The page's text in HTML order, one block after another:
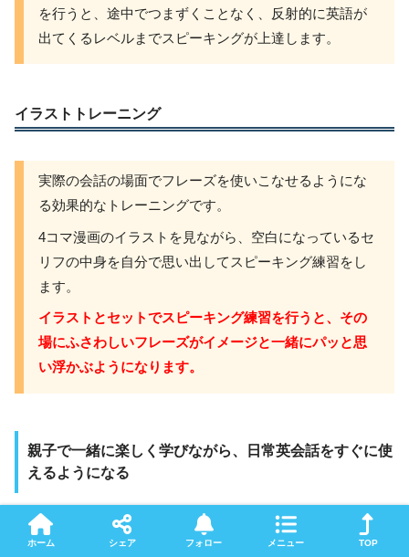
を行うと、途中でつまずくことなく、反射的に英語が
出てくるレベルまでスピーキングが上達します。
イラストトレーニング
実際の会話の場面でフレーズを使いこなせるようにな
る効果的なトレーニングです。
4コマ漫画のイラストを見ながら、空白になっているセ
リフの中身を自分で思い出してスピーキング練習をし
ます。
イラストとセットでスピーキング練習を行うと、その
場にふさわしいフレーズがイメージと一緒にパッと思
い浮かぶようになります。
親子で一緒に楽しく学びながら、日常英会話をすぐに使
えるようになる
ハッピーイングリッシュは親子でコミュニケーションを取
りながら学べる教材なので、一人で勉強するのが苦手なお
ホーム シェア フォロー メニュー TOP